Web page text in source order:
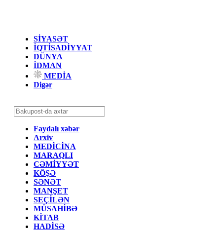
SİYASƏT
İQTİSADİYYAT
DÜNYA
İDMAN
MEDİA
Digər
Faydalı xəbər
Arxiv
MEDİCİNA
MARAQLI
CƏMİYYƏT
KÖŞƏ
SƏNƏT
MANŞET
SEÇİLƏN
MÜSAHİBƏ
KİTAB
HADİSƏ